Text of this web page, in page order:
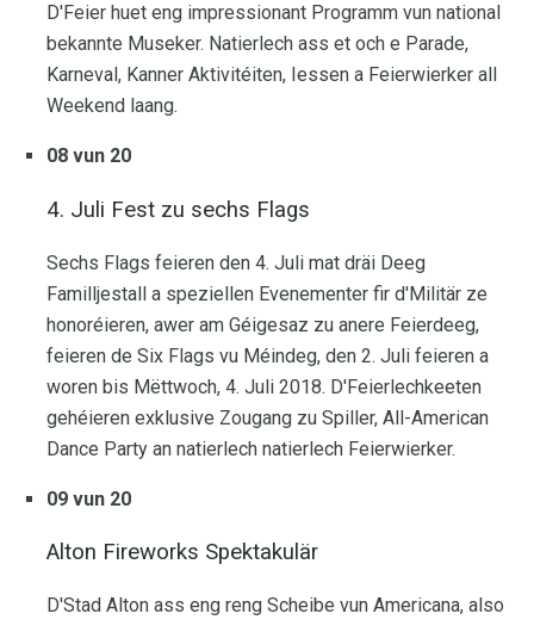
D'Feier huet eng impressionant Programm vun national
bekannte Museker. Natierlech ass et och e Parade,
Karneval, Kanner Aktivitéiten, Iessen a Feierwierker all
Weekend laang.
08 vun 20
4. Juli Fest zu sechs Flags
Sechs Flags feieren den 4. Juli mat dräi Deeg
Familljestall a speziellen Evenementer fir d'Militär ze
honoréieren, awer am Géigesaz zu anere Feierdeeg,
feieren de Six Flags vu Méindeg, den 2. Juli feieren a
woren bis Mëttwoch, 4. Juli 2018. D'Feierlechkeeten
gehéieren exklusive Zougang zu Spiller, All-American
Dance Party an natierlech natierlech Feierwierker.
09 vun 20
Alton Fireworks Spektakulär
D'Stad Alton ass eng reng Scheibe vun Americana, also